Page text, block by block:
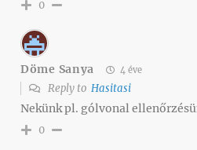
0
Döme Sanya 4 éve
Reply to Hasitasi
Nekünk pl. gólvonal
0